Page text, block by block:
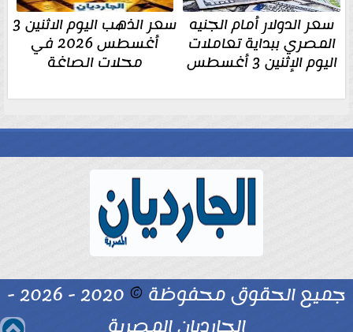
سعر الدولار أمام الجنيه
المصري ببداية تعاملات
اليوم الإثنين 3 أغسطس
سعر الذهب اليوم الاثنين 3
أغسطس 2026 في
محلات الصاغة
جميع الحقوق محفوظة ©
2020 - 2026 -